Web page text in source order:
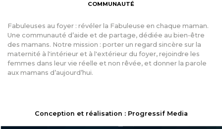
COMMUNAUTÉ
Fabuleuses au foyer : révéler la Fabuleuse en chaque maman.
Une communauté d’aide et de partage, dédiée au bien-être
des mamans. Notre mission : porter un regard sincère sur la
maternité à l'intérieur et à l'extérieur du foyer, rejoindre les
femmes dans leur vie réelle et non rêvée, et donner la parole
aux mamans d’aujourd’hui.
Conception et réalisation : Progressif Media